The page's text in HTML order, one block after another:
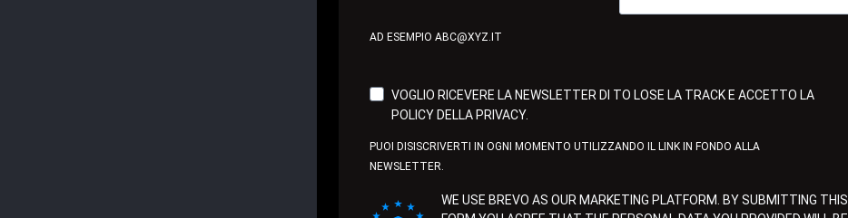
AD ESEMPIO ABC@XYZ.IT
VOGLIO RICEVERE LA NEWSLETTER DI TO LOSE LA TRACK E ACCETTO LA
POLICY DELLA PRIVACY.
PUOI DISISCRIVERTI IN OGNI MOMENTO UTILIZZANDO IL LINK IN FONDO ALLA
NEWSLETTER.
WE USE BREVO AS OUR MARKETING PLATFORM. BY SUBMITTING THIS